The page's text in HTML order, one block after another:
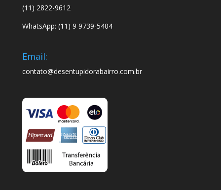
(11) 2822-9612
WhatsApp: (11) 9 9739-5404
Email:
contato@desentupidorabairro.com.br